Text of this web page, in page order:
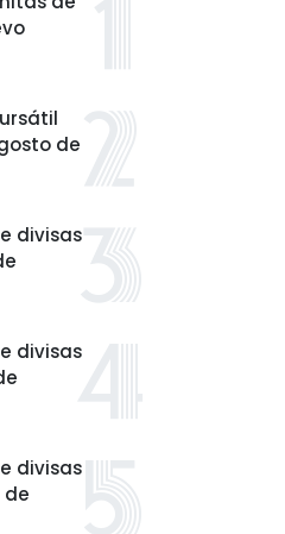
de
divisas
divisas
divisas
de